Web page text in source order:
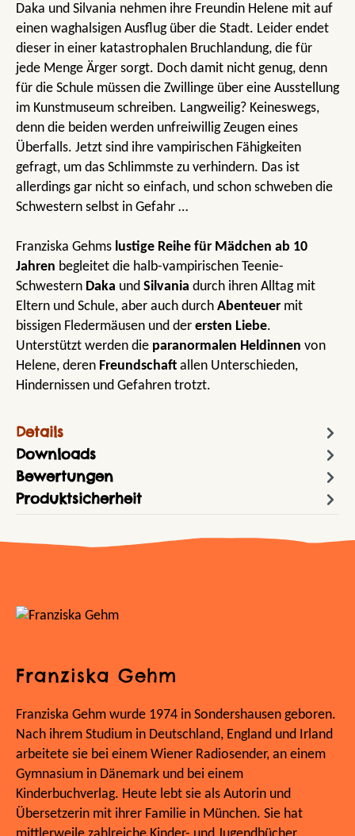
Daka und Silvania nehmen ihre Freundin Helene mit auf
einen waghalsigen Ausflug über die Stadt. Leider endet
dieser in einer katastrophalen Bruchlandung, die für
jede Menge Ärger sorgt. Doch damit nicht genug, denn
für die Schule müssen die Zwillinge über eine Ausstellung
im Kunstmuseum schreiben. Langweilig? Keineswegs,
denn die beiden werden unfreiwillig Zeugen eines
Überfalls. Jetzt sind ihre vampirischen Fähigkeiten
gefragt, um das Schlimmste zu verhindern. Das ist
allerdings gar nicht so einfach, und schon schweben die
Schwestern selbst in Gefahr …
Franziska Gehms lustige Reihe für Mädchen ab 10
Jahren begleitet die halb-vampirischen Teenie-
Schwestern Daka und Silvania durch ihren Alltag mit
Eltern und Schule, aber auch durch Abenteuer mit
bissigen Fledermäusen und der ersten Liebe.
Unterstützt werden die paranormalen Heldinnen von
Helene, deren Freundschaft allen Unterschieden,
Hindernissen und Gefahren trotzt.
Details
Downloads
Bewertungen
Produktsicherheit
Franziska Gehm
Franziska Gehm wurde 1974 in Sondershausen geboren.
Nach ihrem Studium in Deutschland, England und Irland
arbeitete sie bei einem Wiener Radiosender, an einem
Gymnasium in Dänemark und bei einem
Kinderbuchverlag. Heute lebt sie als Autorin und
Übersetzerin mit ihrer Familie in München. Sie hat